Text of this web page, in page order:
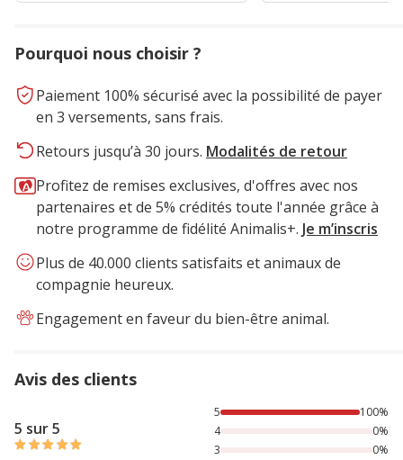
Pourquoi nous choisir ?
Paiement 100% sécurisé avec la possibilité de payer
en 3 versements, sans frais.
Retours jusqu’à 30 jours. Modalités de retour
Profitez de remises exclusives, d'offres avec nos
partenaires et de 5% crédités toute l'année grâce à
notre programme de fidélité Animalis+. Je m’inscris
Plus de 40.000 clients satisfaits et animaux de
compagnie heureux.
Engagement en faveur du bien-être animal.
Avis des clients
5 sur 5
100% des personnes lont noté avec {1} étoiles,
5
100%
4
0%
3
0%